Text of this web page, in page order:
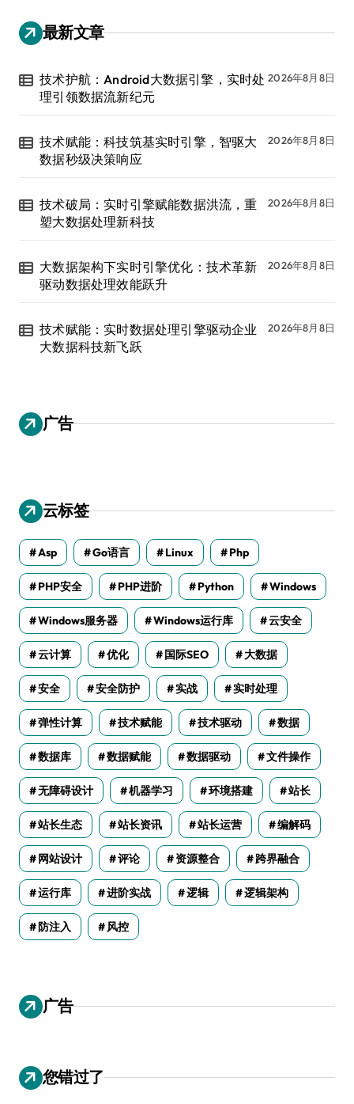
最新文章
技术护航：Android大数据引擎，实时处
理引领数据流新纪元
2026年8月8日
技术赋能：科技筑基实时引擎，智驱大
数据秒级决策响应
2026年8月8日
技术破局：实时引擎赋能数据洪流，重
塑大数据处理新科技
2026年8月8日
大数据架构下实时引擎优化：技术革新
驱动数据处理效能跃升
2026年8月8日
技术赋能：实时数据处理引擎驱动企业
大数据科技新飞跃
2026年8月8日
广告
云标签
Asp Go语言 Linux Php
PHP安全 PHP进阶 Python Windows
Windows服务器 Windows运行库 云安全
云计算 优化 国际SEO 大数据
安全 安全防护 实战 实时处理
弹性计算 技术赋能 技术驱动 数据
数据库 数据赋能 数据驱动 文件操作
无障碍设计 机器学习 环境搭建 站长
站长生态 站长资讯 站长运营 编解码
网站设计 评论 资源整合 跨界融合
运行库 进阶实战 逻辑 逻辑架构
防注入 风控
广告
您错过了